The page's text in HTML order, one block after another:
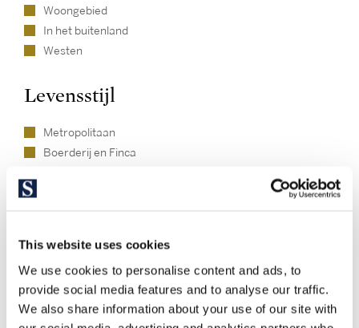
This website uses cookies
We use cookies to personalise content and ads, to
provide social media features and to analyse our traffic.
We also share information about your use of our site with
Woongebied
In het buitenland
Westen
Levensstijl
Metropolitaan
Boerderij en Finca
Ontdek andere vergelijkbare